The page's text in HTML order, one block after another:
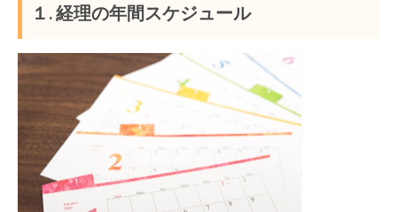
１. 経理の年間スケジュール